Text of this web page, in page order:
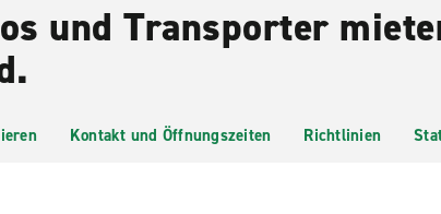
und Transporter
Kontakt und Öffnungszeiten Richtlinien